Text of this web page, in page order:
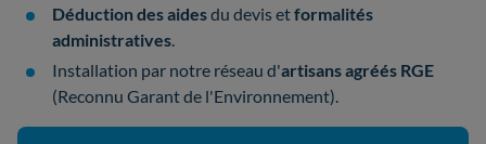
Déduction des aidesdu devis etformalités
administratives.
Installation par notre réseau d'artisansagréés RGE
(Reconnu Garant de l'Environnement).